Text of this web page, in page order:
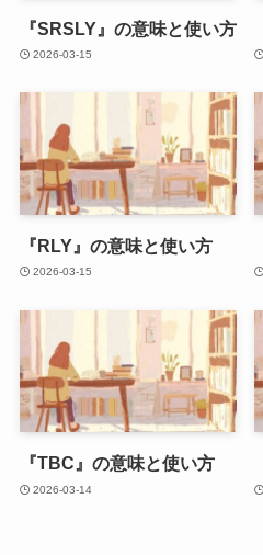
『SRSLY』の意味と使い方
2026-03-15
『RLY』の意味と使い方
2026-03-15
『TBC』の意味と使い方
2026-03-14